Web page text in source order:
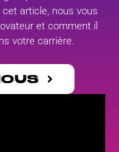
article, nous vous
et comment il
votre carrière.